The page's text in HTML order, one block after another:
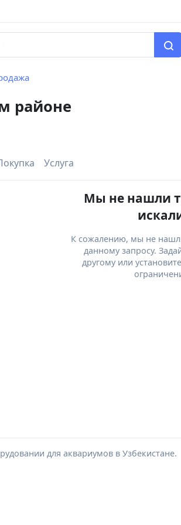
районе
Услуга
Мы не нашли
К сожалению, мы не
данному запросу.
другому или
для аквариумов в Узбекистане.